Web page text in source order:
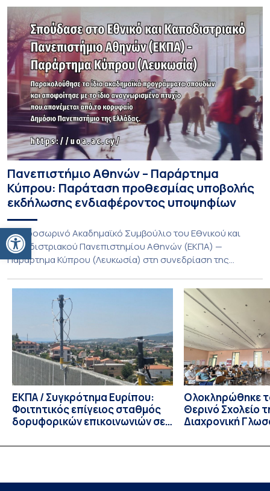
Ανοίξτε τη γραμμή εργαλείων
Πανεπιστήμιο Αθηνών – Παράρτημα
Κύπρου: Παράταση προθεσμίας υποβολής
εκδήλωσης ενδιαφέροντος υποψηφίων
Το Προσωρινό Ακαδημαϊκό Συμβούλιο του Εθνικού και
Καποδιστριακού Πανεπιστημίου Αθηνών (ΕΚΠΑ) —
Παράρτημα Κύπρου (Λευκωσία) στη συνεδρίαση της
παράταση της προθεσμίας υποβολής εκδήλωσης
ενδιαφέροντος για την φοίτηση σε Προγράμματα Σπουδών,
Τμημάτων του Πανεπιστημίου μας στο Παράρτημα Κύπρου
για το ακαδημαϊκό έτος 2026-2027, έως τη Δευτέρα 31
Αυγούστου 2026. […]
ΕΚΠΑ / Συγκρότημα Ευρίπου:
Φοιτητικός επίγειος σταθμός
δορυφορικών επικοινωνιών σε
Ολοκληρώθηκε
Θερινό Σχολείο
Διαχρονική
Linguistics in